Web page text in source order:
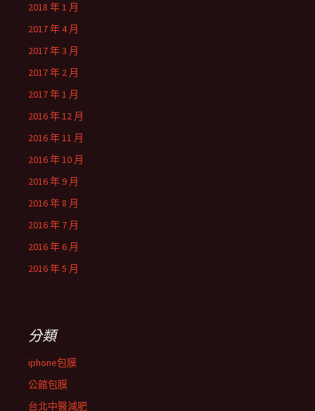
2018 年 1 月
2017 年 4 月
2017 年 3 月
2017 年 2 月
2017 年 1 月
2016 年 12 月
2016 年 11 月
2016 年 10 月
2016 年 9 月
2016 年 8 月
2016 年 7 月
2016 年 6 月
2016 年 5 月
分類
iphone包膜
公館包膜
台北中醫減肥